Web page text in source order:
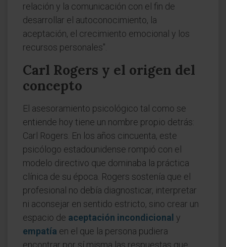
relación y la comunicación con el fin de
desarrollar el autoconocimiento, la
aceptación, el crecimiento emocional y los
recursos personales".
Carl Rogers y el origen del
concepto
El asesoramiento psicológico tal como se
entiende hoy tiene un nombre propio detrás:
Carl Rogers. En los años cincuenta, este
psicólogo estadounidense rompió con el
modelo directivo que dominaba la práctica
clínica de su época. Rogers sostenía que el
profesional no debía diagnosticar, interpretar
ni aconsejar en sentido estricto, sino crear un
espacio de aceptación incondicional y
empatía en el que la persona pudiera
encontrar por sí misma las respuestas que